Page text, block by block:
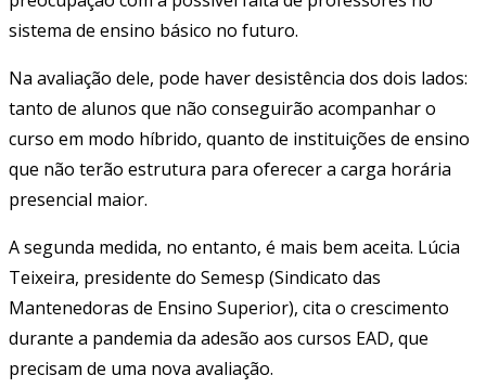
sistema de ensino básico no futuro.
Na avaliação dele, pode haver desistência dos dois lados:
tanto de alunos que não conseguirão acompanhar o
curso em modo híbrido, quanto de instituições de ensino
que não terão estrutura para oferecer a carga horária
presencial maior.
A segunda medida, no entanto, é mais bem aceita. Lúcia
Teixeira, presidente do Semesp (Sindicato das
Mantenedoras de Ensino Superior), cita o crescimento
durante a pandemia da adesão aos cursos EAD, que
precisam de uma nova avaliação.